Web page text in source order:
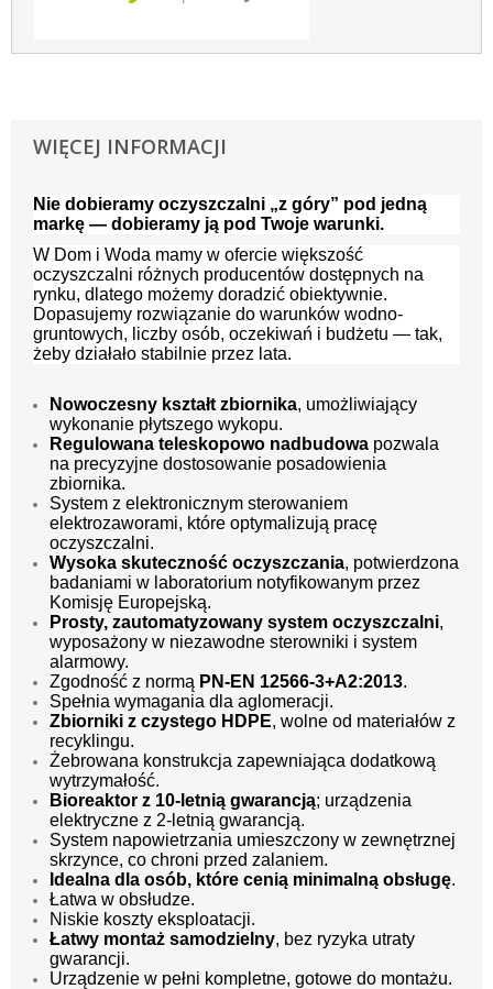
WIĘCEJ INFORMACJI
Nie dobieramy oczyszczalni „z góry” pod jedną
markę — dobieramy ją pod Twoje warunki.
W Dom i Woda mamy w ofercie większość
oczyszczalni różnych producentów dostępnych na
rynku, dlatego możemy doradzić obiektywnie.
Dopasujemy rozwiązanie do warunków wodno-
gruntowych, liczby osób, oczekiwań i budżetu — tak,
żeby działało stabilnie przez lata.
Nowoczesny kształt zbiornika, umożliwiający
wykonanie płytszego wykopu.
Regulowana teleskopowo nadbudowa pozwala
na precyzyjne dostosowanie posadowienia
zbiornika.
System z elektronicznym sterowaniem
elektrozaworami, które optymalizują pracę
oczyszczalni.
Wysoka skuteczność oczyszczania, potwierdzona
badaniami w laboratorium notyfikowanym przez
Komisję Europejską.
Prosty, zautomatyzowany system oczyszczalni,
wyposażony w niezawodne sterowniki i system
alarmowy.
Zgodność z normą PN-EN 12566-3+A2:2013.
Spełnia wymagania dla aglomeracji.
Zbiorniki z czystego HDPE, wolne od materiałów z
recyklingu.
Żebrowana konstrukcja zapewniająca dodatkową
wytrzymałość.
Bioreaktor z 10-letnią gwarancją; urządzenia
elektryczne z 2-letnią gwarancją.
System napowietrzania umieszczony w zewnętrznej
skrzynce, co chroni przed zalaniem.
Idealna dla osób, które cenią minimalną obsługę.
Łatwa w obsłudze.
Niskie koszty eksploatacji.
Łatwy montaż samodzielny, bez ryzyka utraty
gwarancji.
Urządzenie w pełni kompletne, gotowe do montażu.